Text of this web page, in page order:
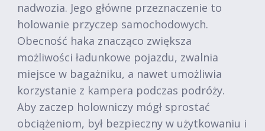
nadwozia. Jego główne przeznaczenie to
holowanie przyczep samochodowych.
Obecność haka znacząco zwiększa
możliwości ładunkowe pojazdu, zwalnia
miejsce w bagażniku, a nawet umożliwia
korzystanie z kampera podczas podróży.
Aby zaczep holowniczy mógł sprostać
obciążeniom, był bezpieczny w użytkowaniu i